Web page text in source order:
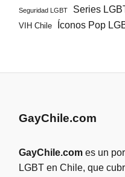
Seguridad LGBT Series
VIH Chile
Íconos Pop
GayChile.com
GayChile.com es un
LGBT en Chile, que